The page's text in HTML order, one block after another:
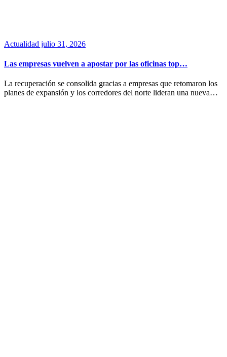
Actualidad julio 31, 2026
Las empresas vuelven a apostar por las oficinas top…
La recuperación se consolida gracias a empresas que retomaron los
planes de expansión y los corredores del norte lideran una nueva…